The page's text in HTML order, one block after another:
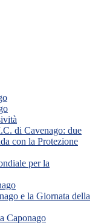
di Cavenago: due
con la Protezione
per la
e la Giornata della
Caponago